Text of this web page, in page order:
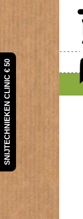
SNIJTECHNIEKEN CLINIC € 50